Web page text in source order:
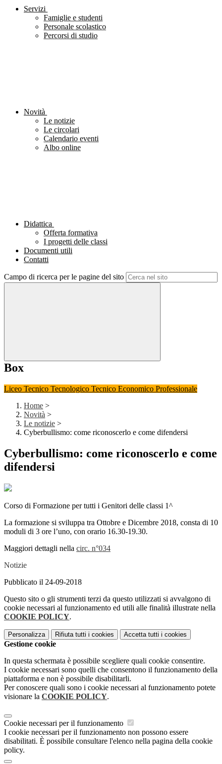
Servizi
Famiglie e studenti
Personale scolastico
Percorsi di studio
Novità
Le notizie
Le circolari
Calendario eventi
Albo online
Didattica
Offerta formativa
I progetti delle classi
Documenti utili
Contatti
Campo di ricerca per le pagine del sito
Box
Liceo Tecnico Tecnologico Tecnico Economico Professionale
Home >
Novità >
Le notizie >
Cyberbullismo: come riconoscerlo e come difendersi
Cyberbullismo: come riconoscerlo e come
difendersi
Corso di Formazione per tutti i Genitori delle classi 1^
La formazione si sviluppa tra Ottobre e Dicembre 2018, consta di 10
moduli di 3 ore l’uno, con orario 16.30-19.30.
Maggiori dettagli nella circ. n°034
Notizie
Pubblicato il 24-09-2018
Questo sito o gli strumenti terzi da questo utilizzati si avvalgono di
cookie necessari al funzionamento ed utili alle finalità illustrate nella
COOKIE POLICY.
Personalizza Rifiuta tutti i cookies Accetta tutti i cookies
Gestione cookie
In questa schermata è possibile scegliere quali cookie consentire.
I cookie necessari sono quelli che consentono il funzionamento della
piattaforma e non è possibile disabilitarli.
Per conoscere quali sono i cookie necessari al funzionamento potete
visionare la COOKIE POLICY.
Cookie necessari per il funzionamento
I cookie necessari per il funzionamento non possono essere
disabilitati. È possibile consultare l'elenco nella pagina della cookie
policy.